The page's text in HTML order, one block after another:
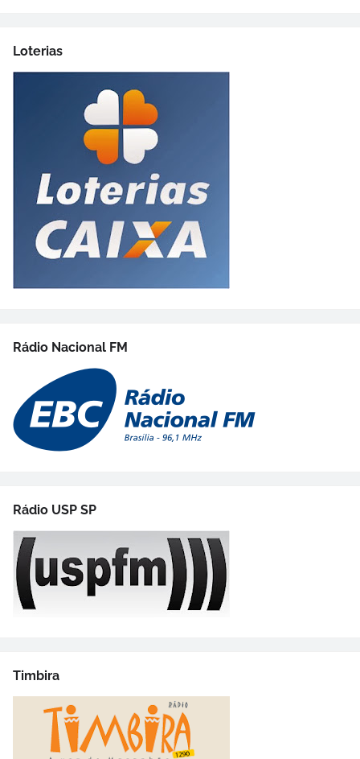
Loterias
Rádio Nacional FM
Rádio USP SP
Timbira